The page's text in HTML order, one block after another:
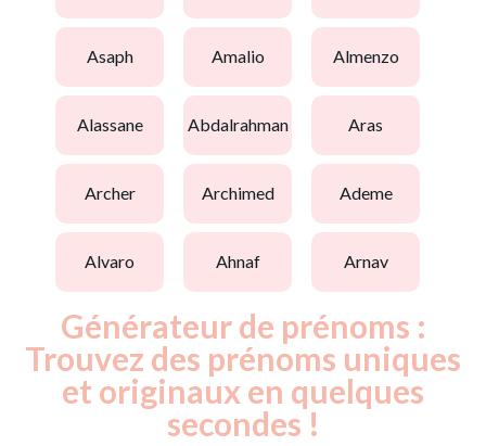
asaph amalio almenzo
alassane abdalrahman aras
archer archimed ademe
alvaro ahnaf arnav
Générateur de prénoms :
Trouvez des prénoms uniques
et originaux en quelques
secondes !